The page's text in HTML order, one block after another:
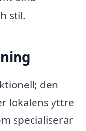
stil.
den
lokalens yttre
specialiserar